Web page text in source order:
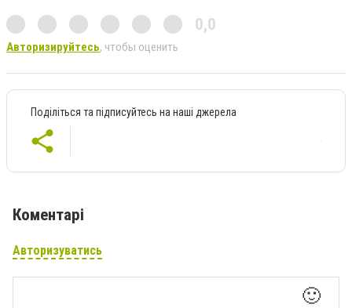
0,0
Авторизируйтесь, чтобы оценить
Поділіться та підписуйтесь на наші джерела
Коментарі
Авторизуватись
🙂